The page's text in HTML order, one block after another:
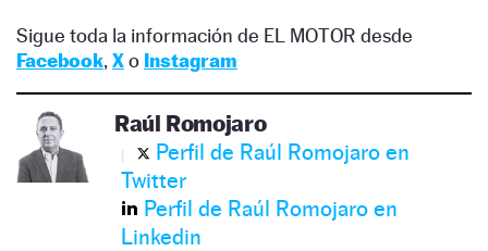
Sigue toda la información de EL MOTOR desde
Facebook, Xo Instagram
Raúl Romojaro
Perfil de Raúl Romojaro en
Twitter
Perfil de Raúl Romojaro en
Linkedin